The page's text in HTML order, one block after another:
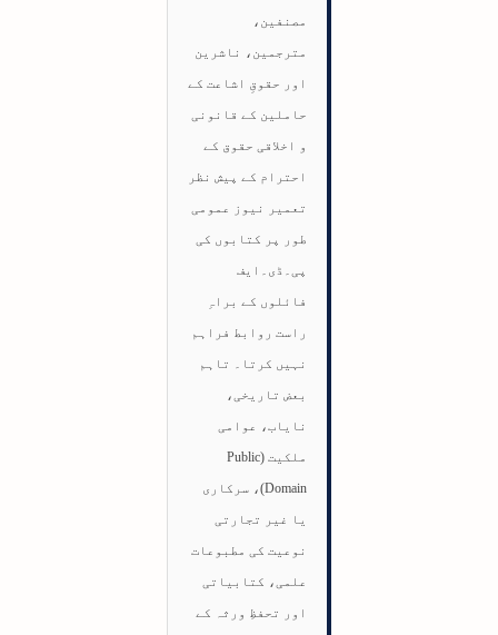
مصنفین،
مترجمین، ناشرین
اور حقوقِ اشاعت کے
حاملین کے قانونی
و اخلاقی حقوق کے
احترام کے پیش نظر
تعمیر نیوز عمومی
طور پر کتابوں کی
پی۔ڈی۔ایف
فائلوں کے براہِ
راست روابط فراہم
نہیں کرتا۔ تاہم
بعض تاریخی،
نایاب، عوامی
ملکیت (Public
Domain)، سرکاری
یا غیر تجارتی
نوعیت کی مطبوعات
علمی، کتابیاتی
اور تحفظِ ورثہ کے